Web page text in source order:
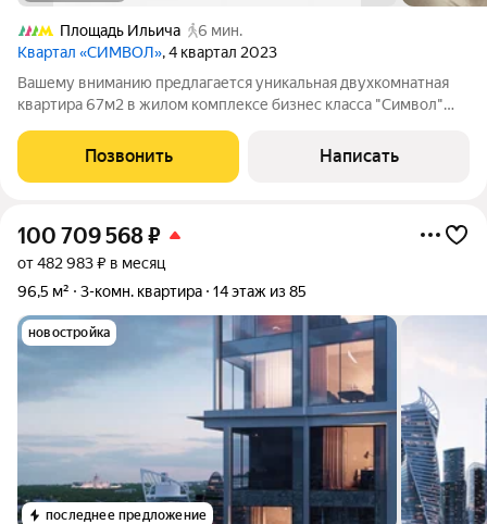
Площадь Ильича
6 мин.
Квартал «СИМВОЛ», 4 квартал 2023
Вашему вниманию предлагается уникальная двухкомнатная
квартира 67м2 в жилом комплексе бизнес класса "Символ"
бытовой техникой;
Позвонить Написать
100 709 568₽
от 482 983 ₽ в месяц
96,5 м²
3-комн. квартира 14 этаж из 85
новостройка
последнее предложение